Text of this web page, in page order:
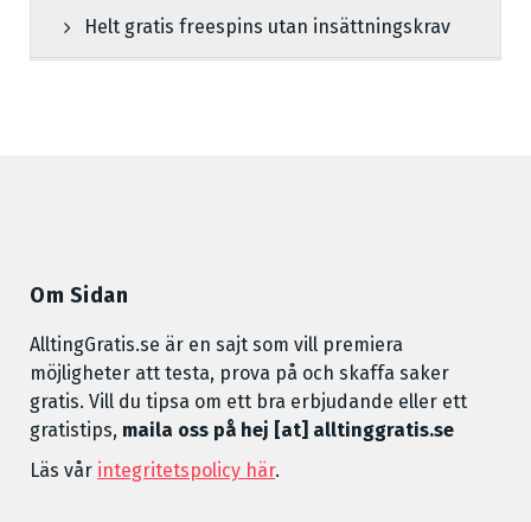
Helt gratis freespins utan insättningskrav
Om Sidan
AlltingGratis.se är en sajt som vill premiera
möjligheter att testa, prova på och skaffa saker
gratis. Vill du tipsa om ett bra erbjudande eller ett
gratistips, maila oss på hej [at] alltinggratis.se
Läs vår integritetspolicy här.